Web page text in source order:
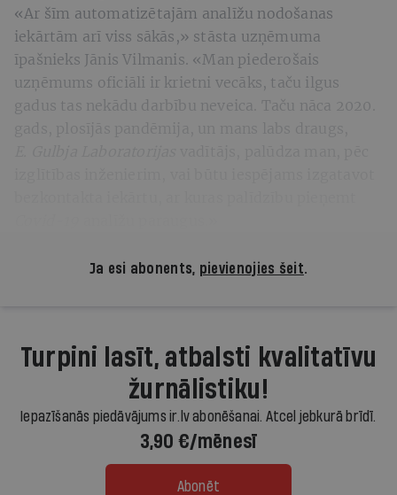
«Ar šīm automatizētajām analīžu nodošanas
iekārtām arī viss sākās,» stāsta uzņēmuma
īpašnieks Jānis Vilmanis. «Man piederošais
uzņēmums oficiāli ir krietni vecāks, taču ilgus
gadus tas nekādu darbību neveica. Taču nāca 2020.
Ja esi abonents, pievienojies šeit.
Turpini lasīt, atbalsti kvalitatīvu
žurnālistiku!
Iepazīšanās piedāvājums ir.lv abonēšanai. Atcel jebkurā brīdī.
3,90 €/mēnesī
Abonēt